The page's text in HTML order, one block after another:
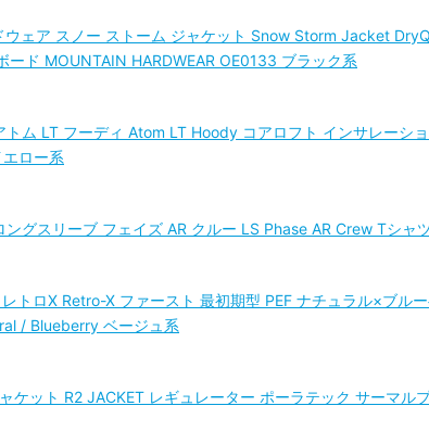
ウェア スノー ストーム ジャケット Snow Storm Jacket
ード MOUNTAIN HARDWEAR OE0133 ブラック系
トム LT フーディ Atom LT Hoody コアロフト インサレーシ
ロー系
ングスリーブ フェイズ AR クルー LS Phase AR Crew Tシャ
レトロX Retro-X ファースト 最初期型 PEF ナチュラル×ブル
/ Blueberry ベージュ系
ャケット R2 JACKET レギュレーター ポーラテック サーマ